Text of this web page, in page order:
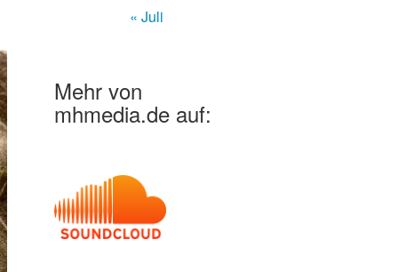
« Juli
Mehr von
mhmedia.de auf: